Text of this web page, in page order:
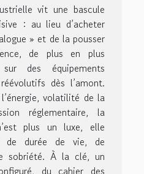
vit une bascule
: au lieu d’acheter
» et de la pousser
de plus en plus
des équipements
dès l’amont.
volatilité de la
réglementaire, la
plus un luxe, elle
de durée de vie, de
sobriété. À la clé, un
du cahier des